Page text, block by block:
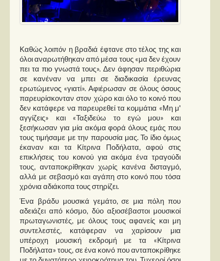
Καθώς λοιπόν η βραδιά έφτανε στο τέλος της και
όλοι αναρωτήθηκαν από μέσα τους «μα δεν έχουν
πει τα πιο γνωστά τους». Δεν άφησαν περιθώρια
σε κανέναν να μπει σε διαδικασία έρευνας
ερωτώμενος «γιατί». Αφιέρωσαν σε όλους όσους
παρευρίσκονταν στον χώρο και όλο το κοινό που
δεν κατάφερε να παρευρεθεί τα κομμάτια «Μη μ'
αγγίζεις» και «Ταξιδεύω το εγώ μου» και
ξεσήκωσαν για μία ακόμα φορά όλους εμάς που
τους τιμήσαμε με την παρουσία μας. Το ίδιο όμως
έκαναν και τα Κίτρινα Ποδήλατα, αφού στις
επικλήσεις του κοινού για ακόμα ένα τραγούδι
τους, ανταποκρίθηκαν χωρίς κανένα δισταγμό,
αλλά με σεβασμό και αγάπη στο κοινό που τόσα
χρόνια αδιάκοπα τους στηρίζει.
Ένα βράδυ μουσικά γεμάτο, σε μια πόλη που
αδειάζει από κόσμο, δύο αξιοσέβαστοι μουσικοί
πρωταγωνιστές, με όλους τους αφανείς και μη
συντελεστές, κατάφεραν να χαρίσουν μια
υπέροχη μουσική εκδρομή με τα «Κίτρινα
Ποδήλατα» τους, σε ένα κοινό που ανταποκρίθηκε